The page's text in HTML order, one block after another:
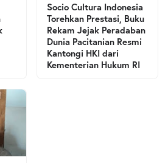
Socio Cultura Indonesia
Torehkan Prestasi, Buku
Rekam Jejak Peradaban
Dunia Pacitanian Resmi
Kantongi HKI dari
Kementerian Hukum RI